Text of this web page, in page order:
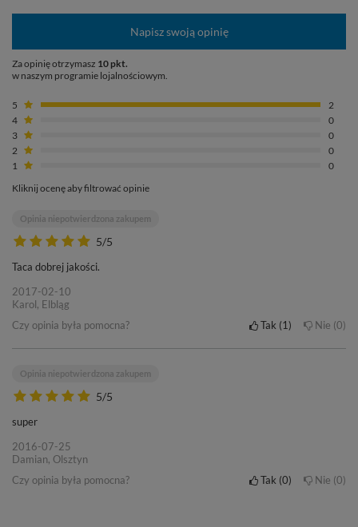
Napisz swoją opinię
Za opinię otrzymasz 10 pkt.
w naszym programie lojalnościowym.
5
2
4
0
3
0
2
0
1
0
Kliknij ocenę aby filtrować opinie
5/5
Opinia niepotwierdzona zakupem
Taca dobrej jakości.
2017-02-10
Karol, Elbląg
Czy opinia była pomocna?
Tak 1 Nie 0
5/5
Opinia niepotwierdzona zakupem
super
2016-07-25
Damian, Olsztyn
Czy opinia była pomocna?
Tak 0 Nie 0